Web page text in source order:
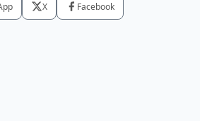
X Facebook